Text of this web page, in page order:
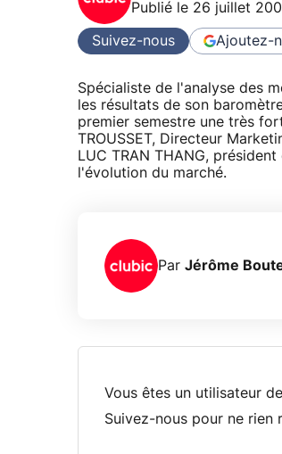
Publié le 26 juillet
Suivez-nous Ajoutez-
Spécialiste de l'analyse des
les résultats de son
premier semestre une très
TROUSSET, Directeur
LUC TRAN THANG,
l'évolution du marché.
Par Jérôme
Vous êtes un utilisateur de
Suivez-nous pour ne rien